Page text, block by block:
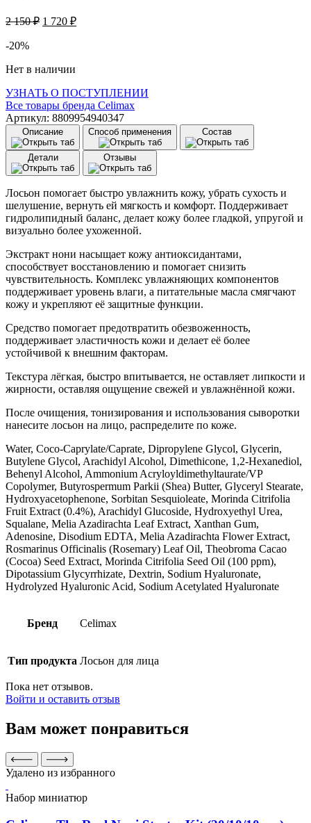
2 150₽ Первоначальная
150 ₽.
1 720 ₽Текущая
-20%
Нет в наличии
УЗНАТЬ О ПОСТУПЛЕНИИ
Все товары бренда Celimax
Артикул: 8809954940347
Описание Способ применения Состав
Детали Отзывы
Лосьон помогает быстро увлажнить кожу, убрать сухость и
шелушение, вернуть ей мягкость и комфорт. Поддерживает
гидролипидный баланс, делает кожу более гладкой, упругой и
визуально более ухоженной.
Экстракт нони насыщает кожу антиоксидантами,
способствует восстановлению и помогает снизить
чувствительность. Комплекс увлажняющих компонентов
поддерживает уровень влаги, а питательные масла смягчают
кожу и укрепляют её защитные функции.
Средство помогает предотвратить обезвоженность,
поддерживает эластичность кожи и делает её более
устойчивой к внешним факторам.
Текстура лёгкая, быстро впитывается, не оставляет липкости и
жирности, оставляя ощущение свежей и увлажнённой кожи.
После очищения, тонизирования и использования сыворотки
нанесите лосьон на лицо, распределите по коже.
Water, Coco-Caprylate/Caprate, Dipropylene Glycol, Glycerin,
Butylene Glycol, Arachidyl Alcohol, Dimethicone, 1,2-Hexanediol,
Behenyl Alcohol, Ammonium Acryloyldimethyltaurate/VP
Copolymer, Butyrospermum Parkii (Shea) Butter, Glyceryl Stearate,
Hydroxyacetophenone, Sorbitan Sesquioleate, Morinda Citrifolia
Fruit Extract (0.4%), Arachidyl Glucoside, Hydroxyethyl Urea,
Squalane, Melia Azadirachta Leaf Extract, Xanthan Gum,
Adenosine, Disodium EDTA, Melia Azadirachta Flower Extract,
Rosmarinus Officinalis (Rosemary) Leaf Oil, Theobroma Cacao
(Cocoa) Seed Extract, Morinda Citrifolia Seed Oil (100 ppm),
Dipotassium Glycyrrhizate, Dextrin, Sodium Hyaluronate,
Hydrolyzed Hyaluronic Acid, Sodium Acetylated Hyaluronate
Бренд Celimax
Тип продукта Лосьон для лица
Пока нет отзывов.
Войти и оставить отзыв
Вам может понравиться
Удалено из избранного
Набор миниатюр